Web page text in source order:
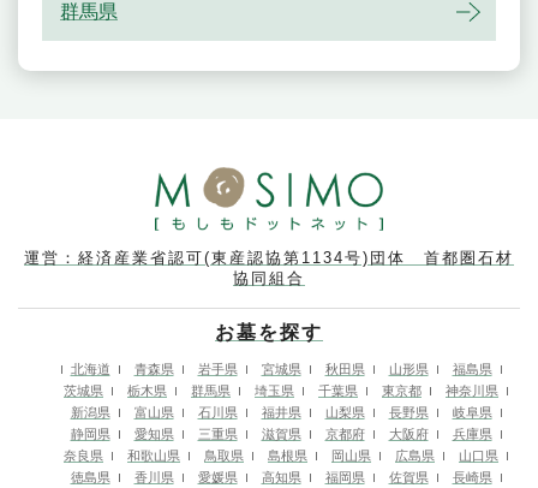
群馬県
運営：経済産業省認可(東産認協第1134号)団体 首都圏石材
協同組合
お墓を探す
北海道 青森県 岩手県 宮城県 秋田県 山形県
福島県
茨城県
栃木県 群馬県 埼玉県 千葉県 東京都
神奈川県
新潟県
富山県 石川県 福井県 山梨県 長野県
岐阜県
静岡県
愛知県 三重県 滋賀県 京都府 大阪府
兵庫県
奈良県
和歌山県 鳥取県 島根県 岡山県 広島県
山口県
徳島県
香川県 愛媛県 高知県 福岡県 佐賀県
長崎県